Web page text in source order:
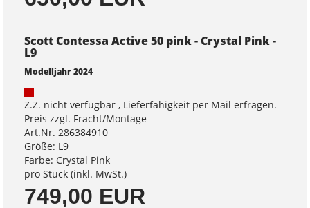
Scott Contessa Active 50 pink - Crystal Pink -
L9
Modelljahr 2024
Z.Z. nicht verfügbar , Lieferfähigkeit per Mail erfragen.
Preis zzgl. Fracht/Montage
Art.Nr. 286384910
Größe: L9
Farbe: Crystal Pink
pro Stück (inkl. MwSt.)
749,00 EUR